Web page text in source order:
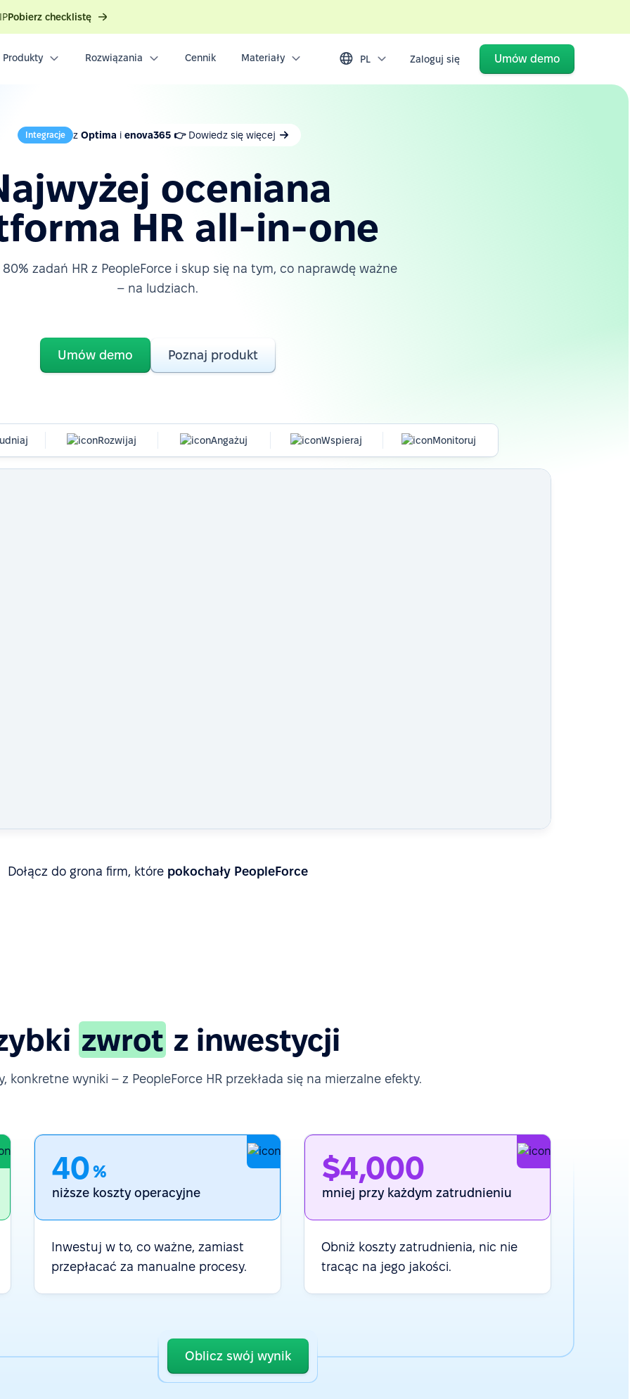
Pobierz checklistę
Produkty Rozwiązania Cennik Materiały PL Zaloguj się Umów demo
Integracje z Optima i enova365 👉 Dowiedz się więcej
oceniana
HR all-in-one
zadań HR z PeopleForce i skup się na tym, co naprawdę ważne
– na ludziach.
Umów demo Poznaj produkt
Rozwijaj Angażuj Wspieraj Monitoruj
Dołącz do grona firm, które pokochały PeopleForce
zwrot z inwestycji
konkretne wyniki – z PeopleForce HR przekłada się na mierzalne efekty.
40%
niższe koszty operacyjne
Inwestuj w to, co ważne, zamiast
przepłacać za manualne procesy.
$4,000
mniej przy każdym zatrudnieniu
Obniż koszty zatrudnienia, nic nie
tracąc na jego jakości.
Oblicz swój wynik